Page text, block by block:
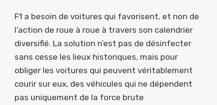
F1 a besoin de voitures qui favorisent, et non de
l’action de roue à roue à travers son calendrier
diversifié. La solution n’est pas de désinfecter
sans cesse les lieux historiques, mais pour
obliger les voitures qui peuvent véritablement
courir sur eux, des véhicules qui ne dépendent
pas uniquement de la force brute